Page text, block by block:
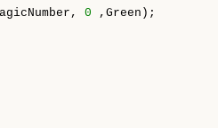
0 ,Green);